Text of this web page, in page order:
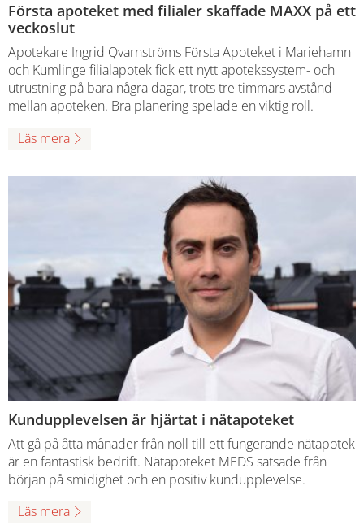
Första apoteket med filialer skaffade MAXX på ett
veckoslut
Apotekare Ingrid Qvarnströms Första Apoteket i Mariehamn
och Kumlinge filialapotek fick ett nytt apotekssystem- och
utrustning på bara några dagar, trots tre timmars avstånd
mellan apoteken. Bra planering spelade en viktig roll.
Läs mera
Kundupplevelsen är hjärtat i nätapoteket
Att gå på åtta månader från noll till ett fungerande nätapotek
är en fantastisk bedrift. Nätapoteket MEDS satsade från
början på smidighet och en positiv kundupplevelse.
Läs mera